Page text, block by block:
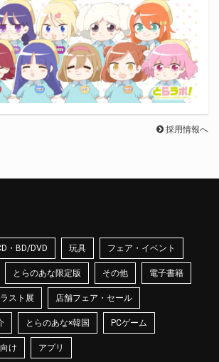
採用情報へ
・BD/DVD 玩具 フェア・イベント
とらのあな限定版 その他 電子書籍
スト展 店舗フェア・セール
とらのあな×韓国 PCゲーム
け アプリ